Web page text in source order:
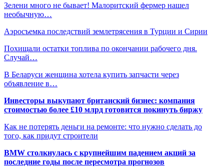
Зелени много не бывает! Малоритский фермер нашел
необычную…
Аэросъемка последствий землетрясения в Турции и Сирии
Похищали остатки топлива по окончании рабочего дня.
Случай…
В Беларуси женщина хотела купить запчасти через
объявление в…
Инвесторы выкупают британский бизнес: компания
стоимостью более £10 млрд готовится покинуть биржу
Как не потерять деньги на ремонте: что нужно сделать до
того, как придут строители
BMW столкнулась с крупнейшим падением акций за
последние годы после пересмотра прогнозов